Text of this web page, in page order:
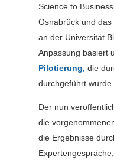
Science to
Osnabrück und
an der Universität
Anpassung basiert
Pilotierung, die
durchgeführt wurde.
Der nun
die
die Ergebnisse